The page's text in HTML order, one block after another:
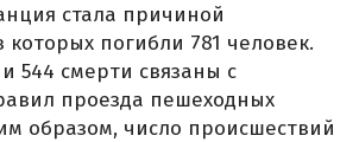
стала причиной
которых погибли 781 человек.
544 смерти связаны с
проезда пешеходных
образом, число происшествий